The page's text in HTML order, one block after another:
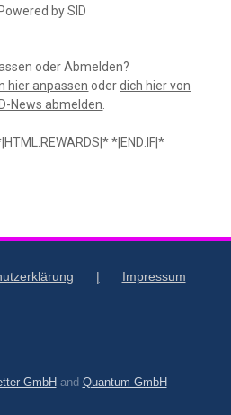
oder Abmelden?
hier anpassen oderdich hier von
News abmelden
*|END:IF|*
Impressum
GmbH and Quantum GmbH